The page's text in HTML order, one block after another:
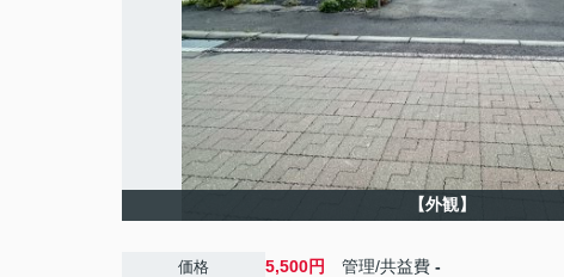
【外観】
価格 5,500円 管理/共益費 -